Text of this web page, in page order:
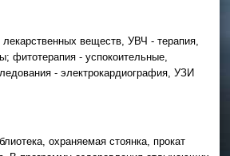
лекарственных веществ, УВЧ - терапия,
фитотерапия - успокоительные,
- электрокардиография, УЗИ
охраняемая стоянка, прокат